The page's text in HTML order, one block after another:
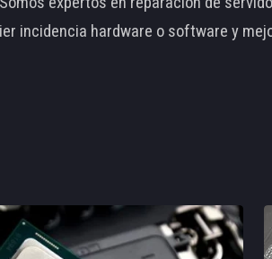
incidencia hardware o software y